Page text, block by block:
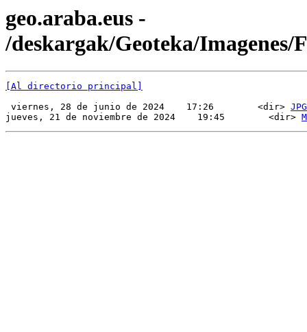
geo.araba.eus -
/deskargak/Geoteka/Imagenes/
[Al directorio principal]
viernes, 28 de junio de 2024    17:26        <dir> JPG
jueves, 21 de noviembre de 2024    19:45        <dir>